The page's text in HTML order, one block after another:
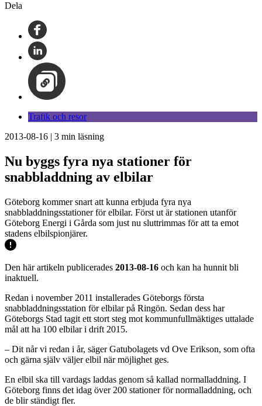
Dela
Trafik och resor
2013-08-16 | 3 min läsning
Nu byggs fyra nya stationer för
snabbladdning av elbilar
Göteborg kommer snart att kunna erbjuda fyra nya
snabbladdningsstationer för elbilar. Först ut är stationen utanför
Göteborg Energi i Gårda som just nu sluttrimmas för att ta emot
stadens elbilspionjärer.
Den här artikeln publicerades 2013-08-16 och kan ha hunnit bli
inaktuell.
Redan i november 2011 installerades Göteborgs första
snabbladdningsstation för elbilar på Ringön. Sedan dess har
Göteborgs Stad tagit ett stort steg mot kommunfullmäktiges uttalade
mål att ha 100 elbilar i drift 2015.
– Dit når vi redan i år, säger Gatubolagets vd Ove Erikson, som ofta
och gärna själv väljer elbil när möjlighet ges.
En elbil ska till vardags laddas genom så kallad normalladdning. I
Göteborg finns det idag över 200 stationer för normalladdning, och
de blir ständigt fler.